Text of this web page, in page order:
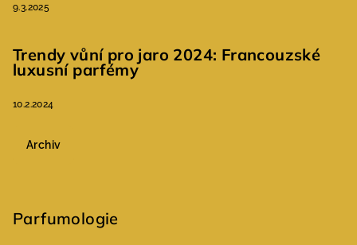
9.3.2025
Trendy vůní pro jaro 2024: Francouzské
luxusní parfémy
10.2.2024
Archiv
Parfumologie